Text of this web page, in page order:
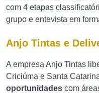
com 4 etapas
grupo e entevista em
Anjo Tintas e
A empresa Anjo Tintas
Criciúma e Santa
oportunidades com